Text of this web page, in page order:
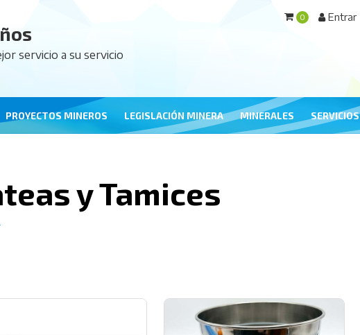
servicio a su servicio
0 Entrar
PROYECTOS MINEROS LEGISLACIÓN MINERA MINERALES SERVICIOS
y Tamices